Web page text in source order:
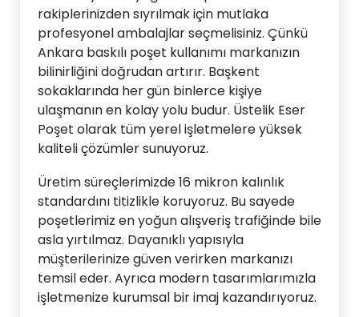
rakiplerinizden sıyrılmak için mutlaka
profesyonel ambalajlar seçmelisiniz. Çünkü
Ankara baskılı poşet kullanımı markanızın
bilinirliğini doğrudan artırır. Başkent
sokaklarında her gün binlerce kişiye
ulaşmanın en kolay yolu budur. Üstelik Eser
Poşet olarak tüm yerel işletmelere yüksek
kaliteli çözümler sunuyoruz.
Üretim süreçlerimizde 16 mikron kalınlık
standardını titizlikle koruyoruz. Bu sayede
poşetlerimiz en yoğun alışveriş trafiğinde bile
asla yırtılmaz. Dayanıklı yapısıyla
müşterilerinize güven verirken markanızı
temsil eder. Ayrıca modern tasarımlarımızla
işletmenize kurumsal bir imaj kazandırıyoruz.